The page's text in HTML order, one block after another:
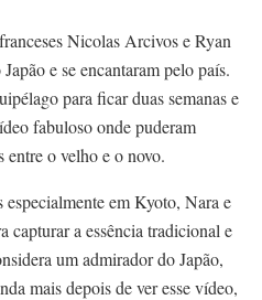
Nicolas Arcivos e Ryan
e se encantaram pelo país.
para ficar duas semanas e
fabuloso onde puderam
entre o velho e o novo.
em Kyoto, Nara e
capturar a essência tradicional e
um admirador do Japão,
mais depois de ver esse vídeo,